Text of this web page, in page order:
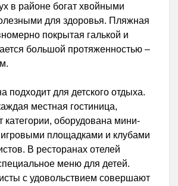
в районе богат хвойными
для здоровья. Пляжная
покрытая галькой и
большой протяженностью –
подходит для детского отдыха.
местная гостиница,
категории, оборудована мини-
площадками и клубами
В ресторанах отелей
меню для детей.
с удовольствием совершают